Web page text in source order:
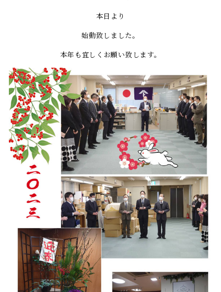
本日より
始動致しました。
本年も宜しくお願い致します。